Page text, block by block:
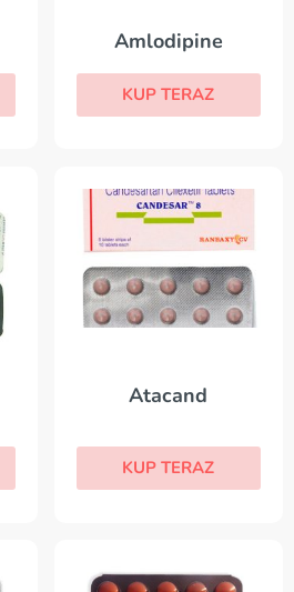
Amlodipine
KUP TERAZ
Atacand
KUP TERAZ